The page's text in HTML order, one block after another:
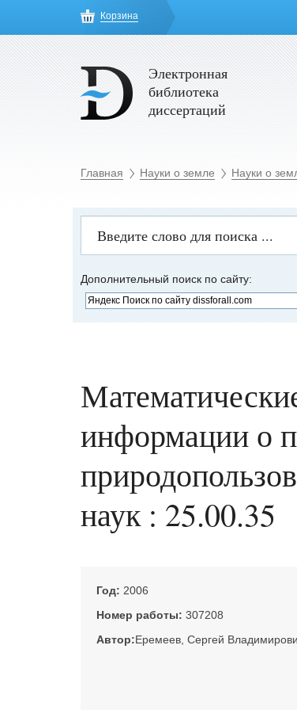
Корзина
Электронная
библиотека
диссертаций
Главная Науки о земле Науки о
Дополнительный поиск по сайту:
информации о
наук : 25.00.35
Год: 2006
Номер работы: 307208
Автор:Еремеев, Сергей